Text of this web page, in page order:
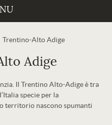
Trentino-Alto Adige
Adige
Il Trentino Alto-Adige è tra
specie per la
territorio nascono spumanti